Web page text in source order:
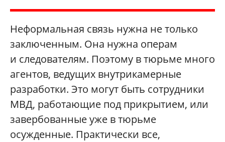
Неформальная связь нужна не только
заключенным. Она нужна операм
и следователям. Поэтому в тюрьме много
агентов, ведущих внутрикамерные
разработки. Это могут быть сотрудники
МВД, работающие под прикрытием, или
завербованные уже в тюрьме
осужденные. Практически все,